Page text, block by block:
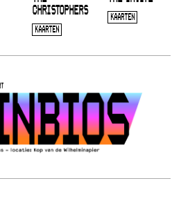
CHRISTOPHERS
KAARTEN
KAARTEN